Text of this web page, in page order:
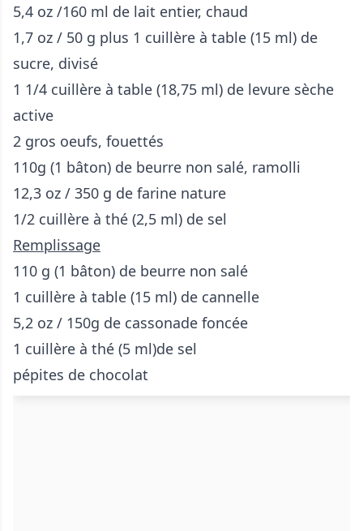
5,4 oz /160 ml de lait entier, chaud
1,7 oz / 50 g plus 1 cuillère à table (15 ml) de
sucre, divisé
1 1/4 cuillère à table (18,75 ml) de levure sèche
active
2 gros oeufs, fouettés
110g (1 bâton) de beurre non salé, ramolli
12,3 oz / 350 g de farine nature
1/2 cuillère à thé (2,5 ml) de sel
Remplissage
110 g (1 bâton) de beurre non salé
1 cuillère à table (15 ml) de cannelle
5,2 oz / 150g de cassonade foncée
1 cuillère à thé (5 ml)de sel
pépites de chocolat